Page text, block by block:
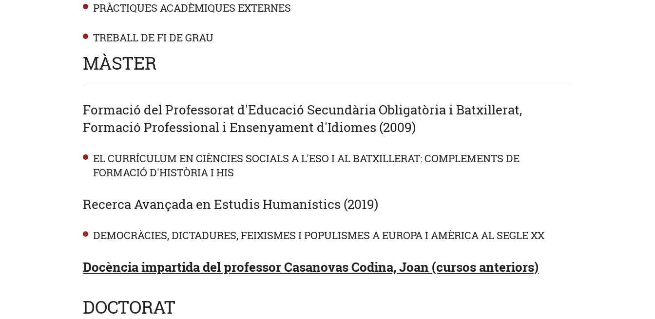
PRÀCTIQUES ACADÈMIQUES EXTERNES
TREBALL DE FI DE GRAU
MÀSTER
Formació del Professorat d'Educació Secundària Obligatòria i Batxillerat,
Formació Professional i Ensenyament d'Idiomes (2009)
EL CURRÍCULUM EN CIÈNCIES SOCIALS A L'ESO I AL BATXILLERAT: COMPLEMENTS DE
FORMACIÓ D'HISTÒRIA I HIS
Recerca Avançada en Estudis Humanístics (2019)
DEMOCRÀCIES, DICTADURES, FEIXISMES I POPULISMES A EUROPA I AMÈRICA AL SEGLE XX
Docència impartida del professor Casanovas Codina, Joan (cursos anteriors)
DOCTORAT